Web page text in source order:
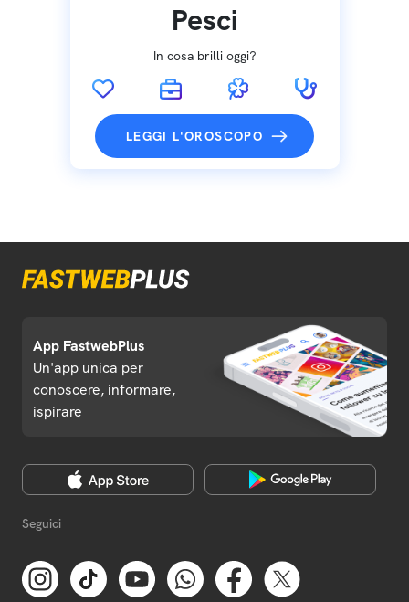
Pesci
In cosa brilli oggi?
LEGGI L'OROSCOPO
App FastwebPlus
Un'app unica per
conoscere, informare,
ispirare
Seguici